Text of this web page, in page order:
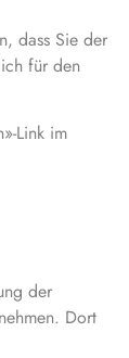
dass Sie der
für den
Link im
der
Dort